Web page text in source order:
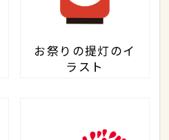
お祭りの提灯のイ
ラスト